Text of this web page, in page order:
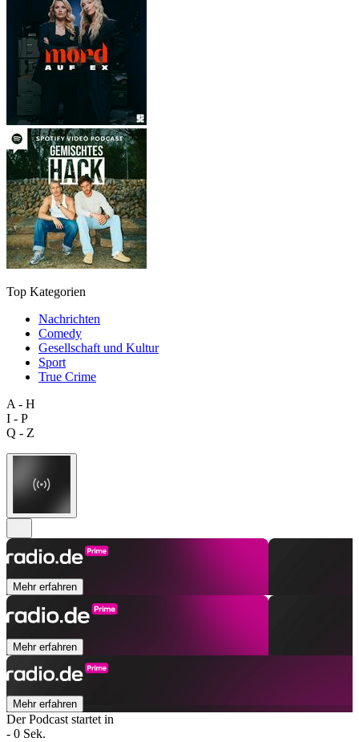
Top Kategorien
Nachrichten
Comedy
Gesellschaft und Kultur
Sport
True Crime
A - H
I - P
Q - Z
Mehr erfahren
Mehr erfahren
Mehr erfahren
Der Podcast startet in
- 0 Sek.